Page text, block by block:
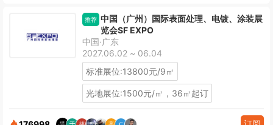
推荐 中国（广州）国际表面处理、电镀、涂装展
览会SF EXPO
中国·广东
2027.06.02 ~ 06.04
标准展位:13800元/9㎡
光地展位:1500元/㎡，36㎡起订